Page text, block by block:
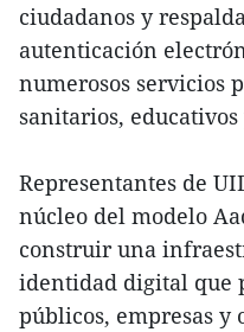
ciudadanos y
autenticación
numerosos servicios
sanitarios,
Representantes de
núcleo del modelo
construir una
identidad digital que
públicos, empresas y